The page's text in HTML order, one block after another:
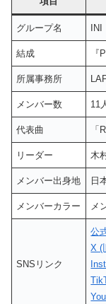
グループ名 INI
結成
所属事務所
メンバー数 11
代表曲 「
リーダー 木
メンバー出身地 日
メンバーカラー メ
SNSリンク
公
X (